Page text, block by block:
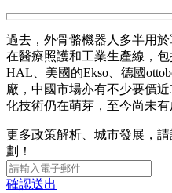
過去，外骨骼機器人多半用
在醫療照護和工業生產線，
HAL、美國的Ekso、德國
廠，中國市場亦有不少要價
化技術仍在萌芽，至今尚未有
更多政策解析、城市發展，
劃！
確認送出